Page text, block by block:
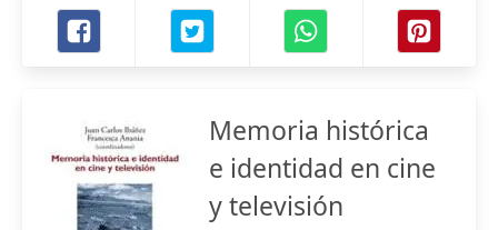
Memoria histórica
e identidad en cine
y televisión